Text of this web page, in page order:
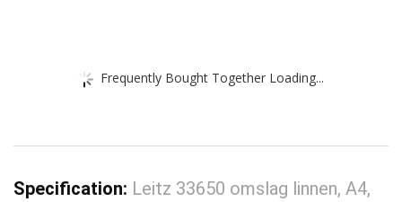
Frequently Bought Together Loading...
Specification: Leitz 33650 omslag linnen, A4,